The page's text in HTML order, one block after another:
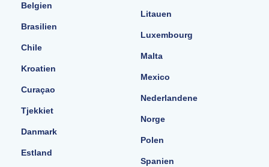
Belgien
Brasilien
Chile
Kroatien
Curaçao
Tjekkiet
Danmark
Estland
Litauen
Luxembourg
Malta
Mexico
Nederlandene
Norge
Polen
Spanien